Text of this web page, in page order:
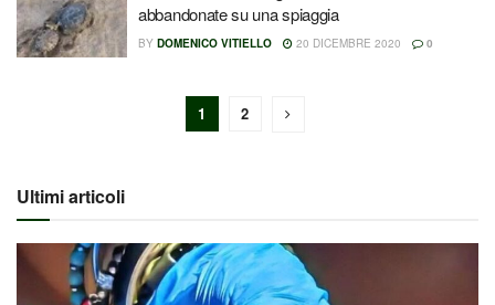
abbandonate su una spiaggia
BY DOMENICO VITIELLO 20 DICEMBRE 2020 0
1 2
Ultimi articoli